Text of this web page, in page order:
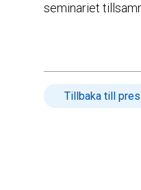
seminariet
Tillbaka till